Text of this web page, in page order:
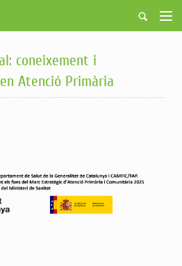
coneixement i
Atenció Primària